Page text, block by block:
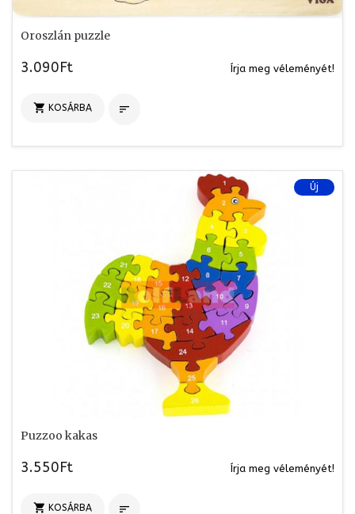
Oroszlán puzzle
3.090Ft Írja meg véleményét!
 KOSÁRBA 
Új
Puzzoo kakas
3.550Ft Írja meg véleményét!
 KOSÁRBA 